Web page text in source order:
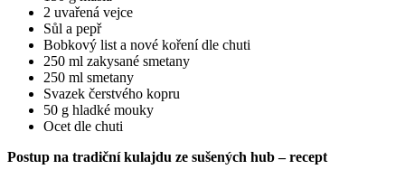
2 uvařená vejce
Sůl a pepř
Bobkový list a nové koření dle chuti
250 ml zakysané smetany
250 ml smetany
Svazek čerstvého kopru
50 g hladké mouky
Ocet dle chuti
Postup na tradiční kulajdu ze sušených hub – recept